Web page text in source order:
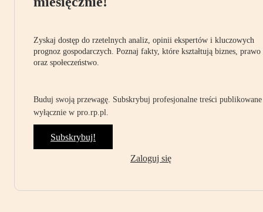
Zyskaj dostęp do rzetelnych analiz, opinii ekspertów i kluczowych
prognoz gospodarczych. Poznaj fakty, które kształtują biznes, prawo
oraz społeczeństwo.
Buduj swoją przewagę. Subskrybuj profesjonalne treści publikowane
wyłącznie w pro.rp.pl.
Subskrybuj!
Zaloguj się